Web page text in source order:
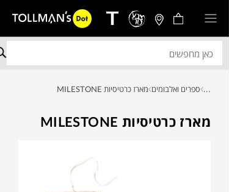
... ספרים ואלבומים מארז כרטיסיות MILESTONE
מארז כרטיסיות MILESTONE